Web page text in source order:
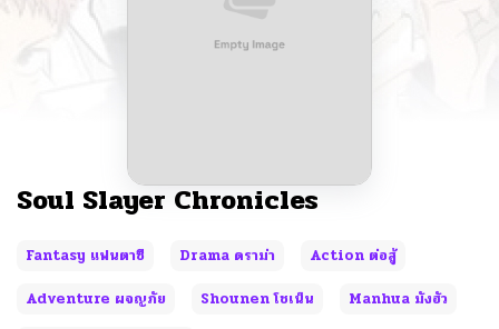
Soul Slayer Chronicles
Fantasy แฟนตาซี Drama ดราม่า
Action ต่อสู้
Adventure ผจญภัย
Shounen โชเน็น
Manhua มังฮัว